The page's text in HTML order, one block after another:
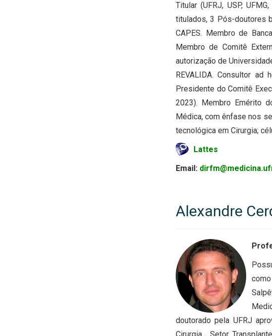
Titular (UFRJ, USP,
titulados, 3 Pós-doutores
CAPES. Membro de
Membro de Comitê
autorização de
REVALIDA. Consultor
Presidente do Comitê
2023). Membro Emérito
Médica, com ênfase nos
tecnológica em Cirurgia;
Lattes
Email:
Alexandre
doutorado pela UFRJ